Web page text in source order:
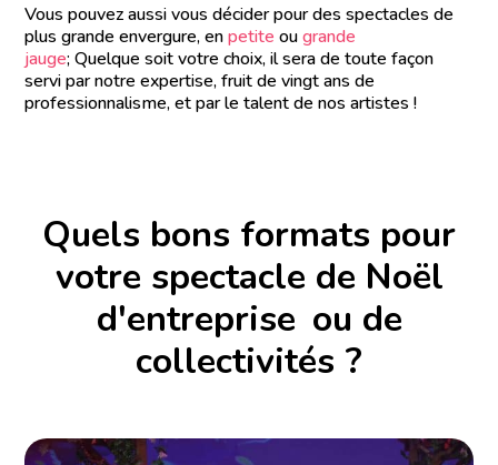
Vous pouvez aussi vous décider pour des spectacles de
plus grande envergure, enpetite ougrande
jauge; Quelque soit votre choix, il sera de toute façon
servi par notre expertise, fruit de vingt ans de
professionnalisme, et par le talent de nos artistes !
Quels bons formats pour
votre spectacle de Noël
d'entreprise ou de
collectivités ?